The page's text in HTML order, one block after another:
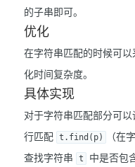
的子串即可。
优化
在字符串匹配的时候可以
化时间复杂度。
具体实现
对于字符串匹配部分可以
行匹配
t.find(p) （在
查找字符串
t 中是否包